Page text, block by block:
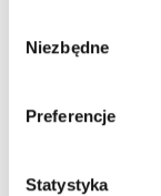
zgody
Niezbędne
Preferencje
Statystyka
GTV